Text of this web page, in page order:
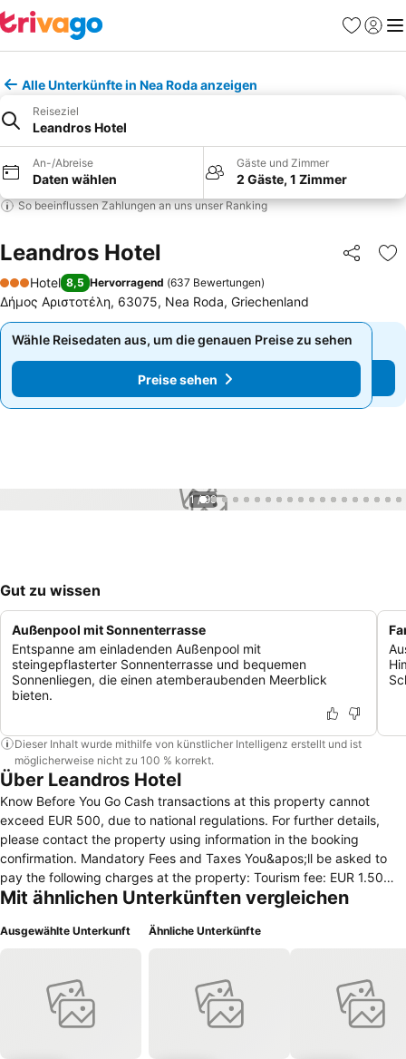
Favoriten
Alle Unterkünfte in Nea Roda anzeigen
Reiseziel
Leandros Hotel
An-/Abreise
Daten wählen
Gäste und Zimmer
2 Gäste, 1 Zimmer
So beeinflussen Zahlungen an uns unser Ranking
Leandros Hotel Teilen
3 Sterne
Hotel 8,5 Hervorragend (637 Bewertungen)
Δήμος Αριστοτέλη, 63075, Nea Roda, Griechenland
Wähle Reisedaten aus, um die genauen Preise zu sehen
Preise sehen
Wähle Reisedaten aus, um die genauen Preise zu sehen
Preise sehen
1 / 99
Gut zu wissen
Außenpool mit Sonnenterrasse
Entspanne am einladenden Außenpool mit
steingepflasterter Sonnenterrasse und bequemen
Sonnenliegen, die einen atemberaubenden Meerblick
bieten.
Dieser Inhalt wurde mithilfe von künstlicher Intelligenz erstellt und ist
möglicherweise nicht zu 100 % korrekt.
Über Leandros Hotel
Know Before You Go Cash transactions at this property cannot
exceed EUR 500, due to national regulations. For further details,
please contact the property using information in the booking
confirmation. Mandatory Fees and Taxes You&apos;ll be asked to
pay the following charges at the property: Tourism fee: EUR 1.50
per accommodation, per night We have included all charges
example, based on length of stay or the room you book.Know
contact the property using information in the booking confirmation.
Mandatory Fees and Taxes You&apos;ll be asked to pay the
following charges at the property: Tourism fee: EUR 1.50 per
Mit ähnlichen Unterkünften vergleichen
Ausgewählte Unterkunft Ähnliche Unterkünfte